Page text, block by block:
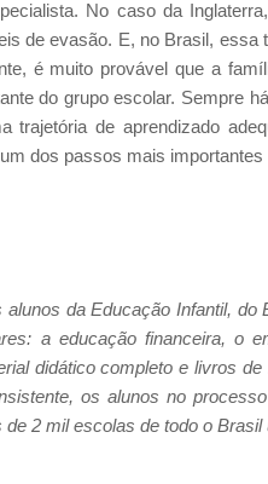
No caso da
de evasão. E, no Brasil, essa
é muito provável que a
do grupo escolar. Sempre
trajetória de aprendizado
dos passos mais importantes
da Educação Infantil, do
a educação financeira, o
didático completo e livros
os alunos no
2 mil escolas de todo o Brasil